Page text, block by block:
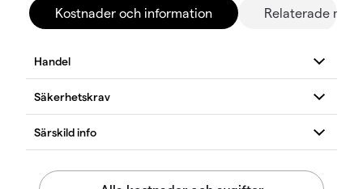
Kostnader och information Relaterade